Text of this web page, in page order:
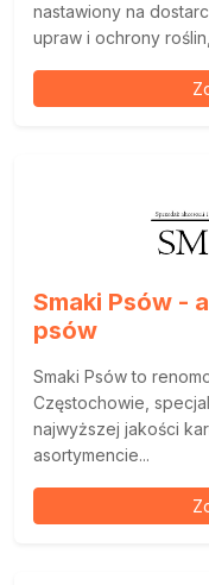
nastawiony na
upraw i ochrony
Smaki Psów -
psów
Smaki Psów to
Częstochowie,
najwyższej jakości
asortymencie...